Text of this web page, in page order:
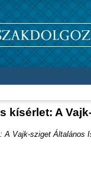
kísérlet: A
A Vajk-sziget Általános